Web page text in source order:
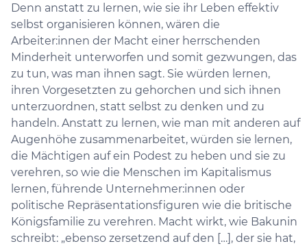
Denn anstatt zu lernen, wie sie ihr Leben effektiv
selbst organisieren können, wären die
Arbeiter:innen der Macht einer herrschenden
Minderheit unterworfen und somit gezwungen, das
zu tun, was man ihnen sagt. Sie würden lernen,
ihren Vorgesetzten zu gehorchen und sich ihnen
unterzuordnen, statt selbst zu denken und zu
handeln. Anstatt zu lernen, wie man mit anderen auf
Augenhöhe zusammenarbeitet, würden sie lernen,
die Mächtigen auf ein Podest zu heben und sie zu
verehren, so wie die Menschen im Kapitalismus
lernen, führende Unternehmer:innen oder
politische Repräsentationsfiguren wie die britische
Königsfamilie zu verehren. Macht wirkt, wie Bakunin
schreibt: „ebenso zersetzend auf den […], der sie hat,